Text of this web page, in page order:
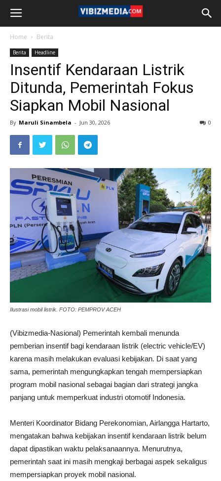
Home Berita
Berita Headline
Insentif Kendaraan Listrik
Ditunda, Pemerintah Fokus
Siapkan Mobil Nasional
By Maruli Sinambela - Jun 30, 2026 0
Ilustrasi mobil listrik. FOTO: PEMPROV ACEH
(Vibizmedia-Nasional) Pemerintah kembali menunda
pemberian insentif bagi kendaraan listrik (electric vehicle/EV)
karena masih melakukan evaluasi kebijakan. Di saat yang
sama, pemerintah mengungkapkan tengah mempersiapkan
program mobil nasional sebagai bagian dari strategi jangka
panjang untuk memperkuat industri otomotif Indonesia.
Menteri Koordinator Bidang Perekonomian, Airlangga Hartarto,
mengatakan bahwa kebijakan insentif kendaraan listrik belum
dapat dipastikan waktu pelaksanaannya. Menurutnya,
pemerintah saat ini masih mengkaji berbagai aspek sekaligus
mempersiapkan proyek mobil nasional.